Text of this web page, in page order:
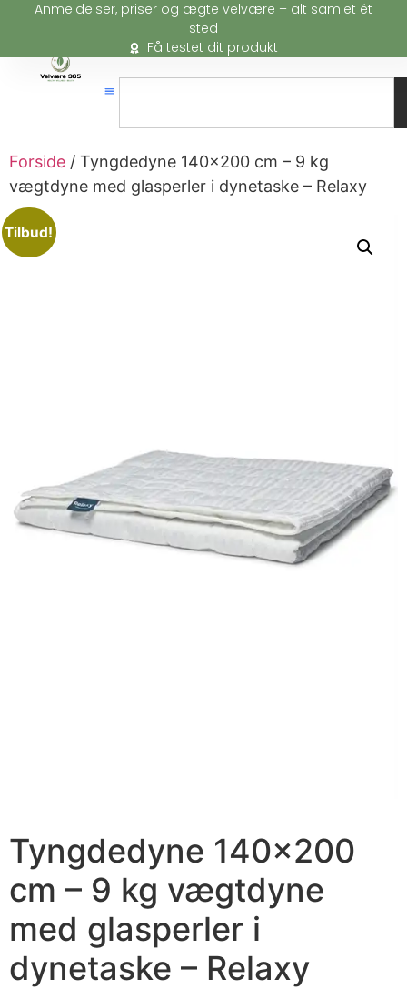
Anmeldelser, priser og ægte velvære – alt samlet ét
sted
Få testet dit produkt
Forside / Tyngdedyne 140×200 cm – 9 kg
vægtdyne med glasperler i dynetaske – Relaxy
Tilbud!
Tyngdedyne 140×200
cm – 9 kg vægtdyne
med glasperler i
dynetaske – Relaxy